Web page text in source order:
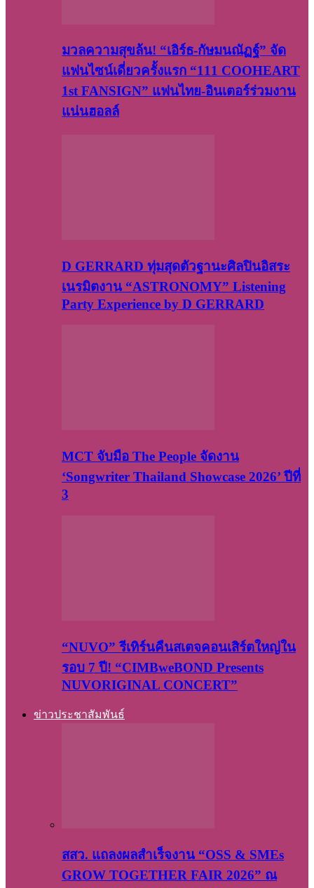
มวลความสุขล้น! “เอิร์ธ-กัษมนณัฏฐ์” จัด
แฟนไซน์เดี่ยวครั้งแรก “111 COOHEART
1st FANSIGN” แฟนไทย-อินเตอร์ร่วมงาน
แน่นฮอลล์
D GERRARD ทุ่มสุดตัวฐานะศิลปินอิสระ
เนรมิตงาน “ASTRONOMY” Listening
Party Experience by D GERRARD
MCT จับมือ The People จัดงาน
‘Songwriter Thailand Showcase 2026’ ปีที่
3
“NUVO” รีเทิร์นคืนสเตจคอนเสิร์ตใหญ่ใน
รอบ 7 ปี! “CIMBweBOND Presents
NUVORIGINAL CONCERT”
ข่าวประชาสัมพันธ์
สสว. แถลงผลสำเร็จงาน “OSS & SMEs
GROW TOGETHER FAIR 2026” ณ